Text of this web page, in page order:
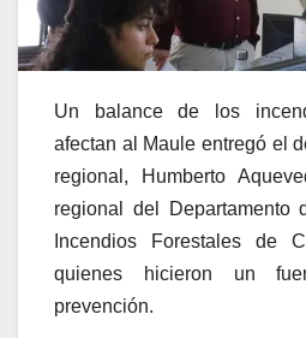
Un balance de los
afectan al Maule entregó el
regional, Humberto
regional del Departamento
Incendios Forestales de
quienes hicieron un
prevención.